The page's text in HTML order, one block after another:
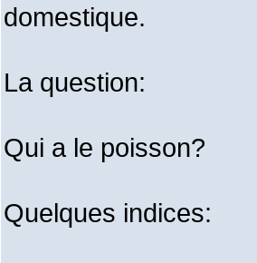
domestique.
La question:
Qui a le poisson?
Quelques indices: